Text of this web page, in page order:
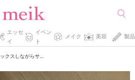
エッセ
イ
イベン
ト
メイク 美容 製品
おうちで出来るリラックスしながらサロン級美活♡